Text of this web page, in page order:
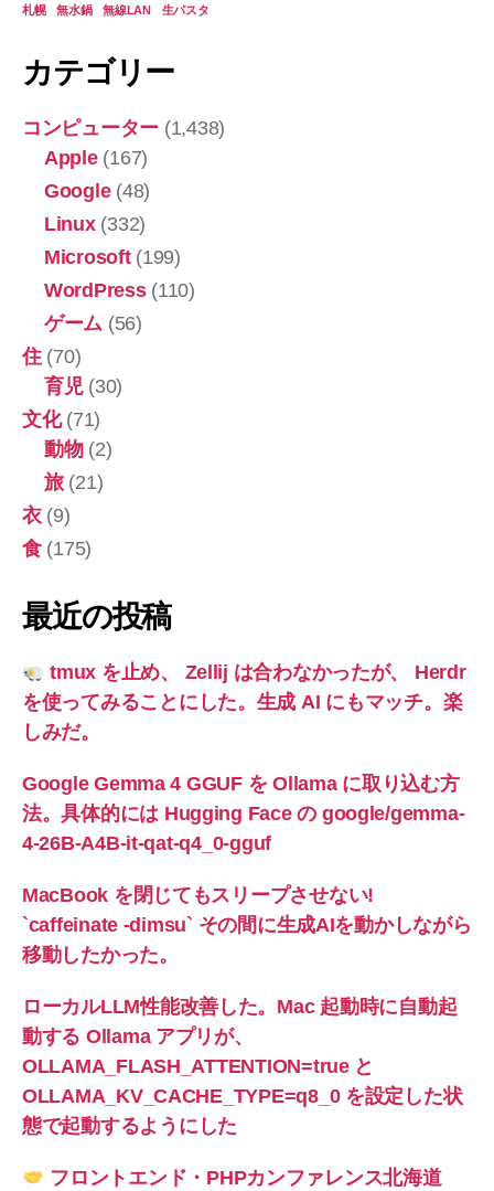
札幌 無水鍋 無線LAN 生パスタ
カテゴリー
コンピューター (1,438)
Apple(167)
Google(48)
Linux(332)
Microsoft(199)
WordPress(110)
ゲーム (56)
住(70)
育児(30)
文化(71)
動物(2)
旅(21)
衣(9)
食(175)
最近の投稿
tmux を止め、 Zellij は合わなかったが、 Herdr
を使ってみることにした。生成 AI にもマッチ。楽
しみだ。
Google Gemma 4 GGUF を Ollama に取り込む方
法。具体的には Hugging Face の google/gemma-
4-26B-A4B-it-qat-q4_0-gguf
MacBook を閉じてもスリープさせない!
`caffeinate -dimsu` その間に生成AIを動かしながら
移動したかった。
ローカルLLM性能改善した。Mac 起動時に自動起
動する Ollama アプリが、
OLLAMA_FLASH_ATTENTION=true と
OLLAMA_KV_CACHE_TYPE=q8_0 を設定した状
態で起動するようにした
フロントエンド・PHPカンファレンス北海道